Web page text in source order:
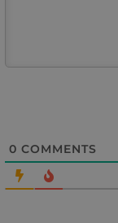
0 COMMENTS